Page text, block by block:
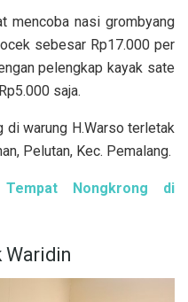
mencoba nasi grombyang
sebesar Rp17.000 per
pelengkap kayak sate
saja.
di warung H.Warso terletak
Pelutan, Kec. Pemalang.
Nongkrong di
Waridin